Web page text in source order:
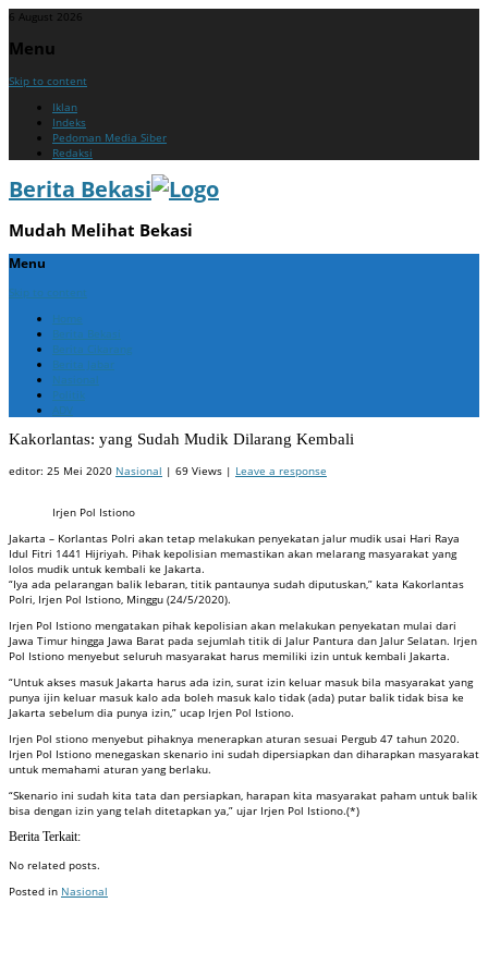
6 August 2026
Menu
Skip to content
Iklan
Indeks
Pedoman Media Siber
Redaksi
Berita Bekasi
Mudah Melihat Bekasi
Menu
Skip to content
Home
Berita Bekasi
Berita Cikarang
Berita Jabar
Nasional
Politik
ADV
Kakorlantas: yang Sudah Mudik Dilarang Kembali
editor: 25 Mei 2020 Nasional | 69 Views | Leave a response
Irjen Pol Istiono
Jakarta – Korlantas Polri akan tetap melakukan penyekatan jalur mudik usai Hari Raya
Idul Fitri 1441 Hijriyah. Pihak kepolisian memastikan akan melarang masyarakat yang
lolos mudik untuk kembali ke Jakarta.
“Iya ada pelarangan balik lebaran, titik pantaunya sudah diputuskan,” kata Kakorlantas
Polri, Irjen Pol Istiono, Minggu (24/5/2020).
Irjen Pol Istiono mengatakan pihak kepolisian akan melakukan penyekatan mulai dari
Jawa Timur hingga Jawa Barat pada sejumlah titik di Jalur Pantura dan Jalur Selatan. Irjen
Pol Istiono menyebut seluruh masyarakat harus memiliki izin untuk kembali Jakarta.
“Untuk akses masuk Jakarta harus ada izin, surat izin keluar masuk bila masyarakat yang
punya ijin keluar masuk kalo ada boleh masuk kalo tidak (ada) putar balik tidak bisa ke
Jakarta sebelum dia punya izin,” ucap Irjen Pol Istiono.
Irjen Pol stiono menyebut pihaknya menerapkan aturan sesuai Pergub 47 tahun 2020.
Irjen Pol Istiono menegaskan skenario ini sudah dipersiapkan dan diharapkan masyarakat
untuk memahami aturan yang berlaku.
“Skenario ini sudah kita tata dan persiapkan, harapan kita masyarakat paham untuk balik
bisa dengan izin yang telah ditetapkan ya,” ujar Irjen Pol Istiono.(*)
Berita Terkait:
No related posts.
Posted in Nasional